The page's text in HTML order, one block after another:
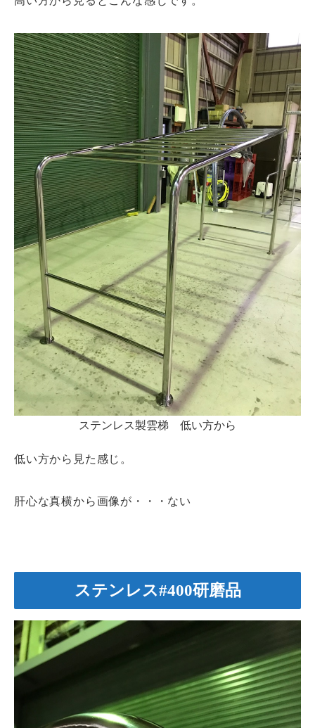
ステンレス製雲梯 低い方から
低い方から見た感じ。
肝心な真横から画像が・・・ない
ステンレス#400研磨品